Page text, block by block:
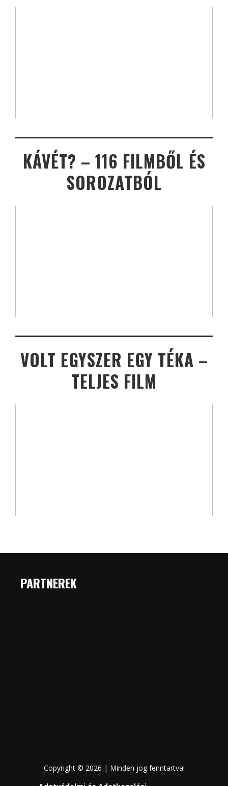
KÁVÉT? – 116 FILMBŐL ÉS
SOROZATBÓL
VOLT EGYSZER EGY TÉKA –
TELJES FILM
PARTNEREK
Copyright © 2026 | Minden jog fenntartva!